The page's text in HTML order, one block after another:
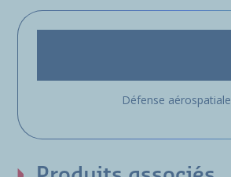
Défense aérospatiale